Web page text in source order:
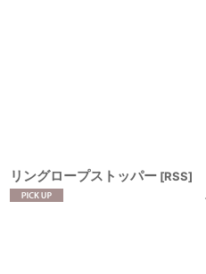
リングロープストッパー [RSS]